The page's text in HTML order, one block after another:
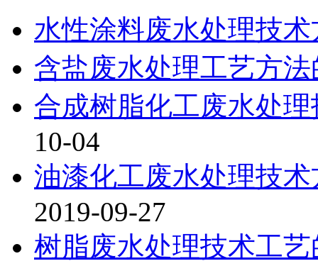
水性涂料废水处理技
含盐废水处理工艺方
合成树脂化工废水处
10-04
油漆化工废水处理技
2019-09-27
树脂废水处理技术工